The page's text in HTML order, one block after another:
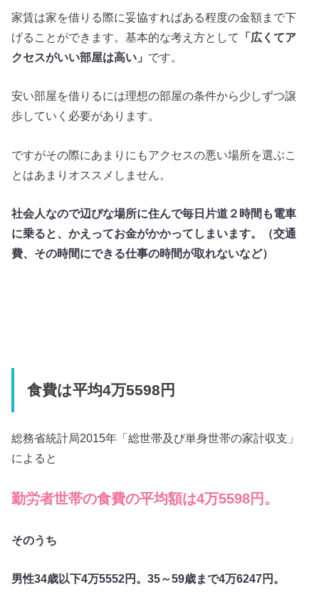
家賃は家を借りる際に妥協すればある程度の金額まで下
げることができます。基本的な考え方として
「広くてア
クセスがいい部屋は高い」 です。
安い部屋を借りるには理想の部屋の条件から少しずつ譲
歩していく必要があります。
ですがその際にあまりにもアクセスの悪い場所を選ぶこ
とはあまりオススメしません。
社会人なので辺ぴな場所に住んで毎日片道２時間も電車
に乗ると、かえってお金がかかってしまいます。（交通
費、その時間にできる仕事の時間が取れないなど）
食費は平均4万5598円
総務省統計局2015年「総世帯及び単身世帯の家計収支」
によると
勤労者世帯の食費の平均額は4万5598円。
そのうち
男性34歳以下4万5552円。35～59歳まで4万6247円。